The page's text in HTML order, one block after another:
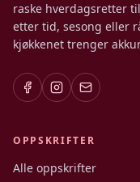
raske hverdagsretter
etter tid, sesong eller
kjøkkenet trenger
OPPSKRIFTER
Alle oppskrifter